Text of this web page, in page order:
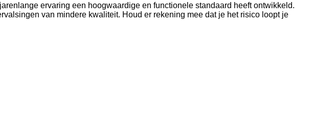
ervaring een hoogwaardige en functionele standaard heeft ontwikkeld.
van mindere kwaliteit. Houd er rekening mee dat je het risico loopt je